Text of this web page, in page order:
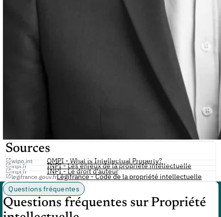
Sources
wipo.int OMPI - What is Intellectual Property?
inpi.fr INPI - Les enjeux de la propriété intellectuelle
inpi.fr INPI - Le droit d'auteur
legifrance.gouv.frLégifrance - Code de la propriété intellectuelle
Questions fréquentes
Questions fréquentes sur Propriété